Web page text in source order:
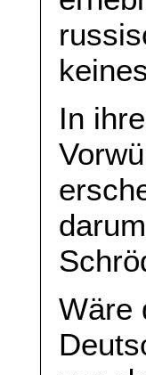
In
Wäre